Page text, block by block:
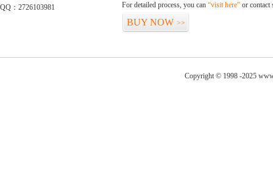
QQ：2726103981
For detailed process, you can “visit here” or contact
BUY NOW >>
Copyright © 1998 -2025